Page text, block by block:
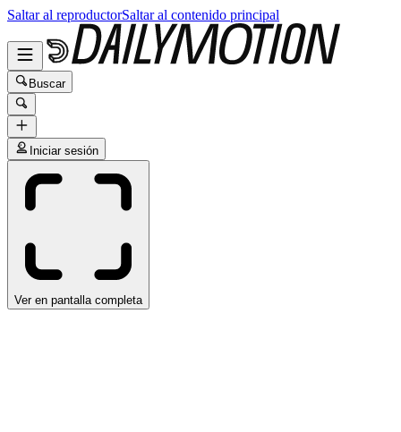
Saltar al reproductorSaltar al contenido principal
Buscar
Iniciar sesión
Ver en pantalla completa